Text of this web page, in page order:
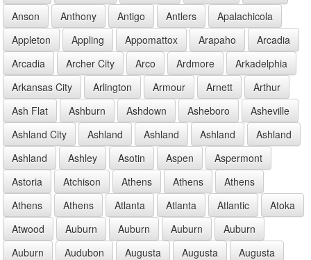
Anson
Anthony Antigo Antlers
Apalachicola
Appleton
Appling Appomattox Arapaho
Arcadia
Arcadia
Archer City Arco Ardmore
Arkadelphia
Arkansas City
Arlington Armour Arnett
Arthur
Ash Flat
Ashburn Ashdown Asheboro
Asheville
Ashland City
Ashland Ashland Ashland
Ashland
Ashland
Ashley Asotin Aspen
Aspermont
Astoria
Atchison Athens Athens
Athens
Athens
Athens Atlanta Atlanta Atlantic
Atoka
Atwood
Auburn Auburn Auburn
Auburn
Auburn
Audubon Augusta Augusta
Augusta